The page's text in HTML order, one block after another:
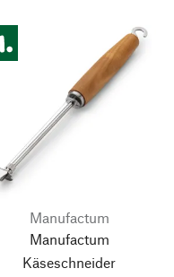
Manufactum
Manufactum
Käseschneider